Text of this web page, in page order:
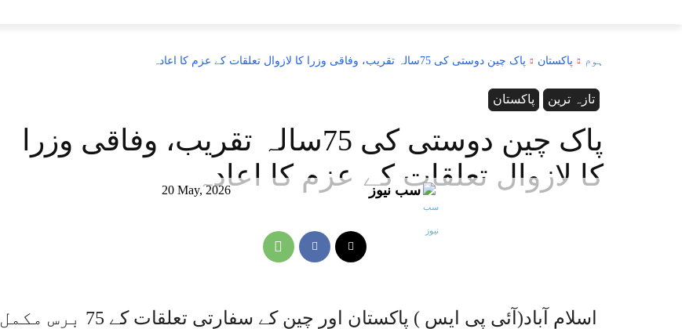
ہوم پاکستان پاک چین دوستی کی 75سالہ تقریب، وفاقی وزرا کا لازوال تعلقات کے عزم کا اعادہ
پاکستان تازہ ترین
پاک چین دوستی کی 75سالہ تقریب، وفاقی وزرا
کا لازوال تعلقات کے عزم کا اعادہ20 May, 2026 سب نیوز
اسلام آباد(آئی پی ایس ) پاکستان اور چین کے سفارتی تعلقات کے 75 برس مکمل